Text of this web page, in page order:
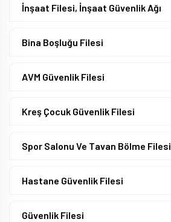
İnşaat Filesi, İnşaat Güvenlik Ağı
Bina Boşluğu Filesi
AVM Güvenlik Filesi
Kreş Çocuk Güvenlik Filesi
Spor Salonu Ve Tavan Bölme Filesi
Hastane Güvenlik Filesi
Güvenlik Filesi